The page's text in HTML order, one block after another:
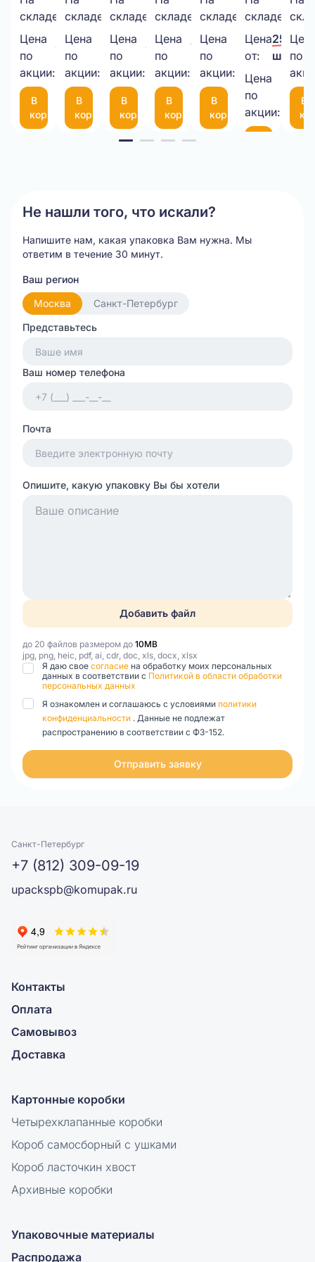
наполнитель
крафт
3,8мм,
1кг.
складе:
шт.
Цена
по
акции:
650,00 ₽/
шт.
В
корзину
48мм*50М,
40мкм
прозрачный
складе:
шт.
Цена
по
акции:
38,00 ₽/
шт.
В
корзину
ИЗ
ВПП
3-
10-
75
(300*200мм)
складе:
шт.
Цена
по
акции:
6,00 ₽/
шт.
В
корзину
пакет
340х460
50
мкм
складе:
шт.
Цена
по
акции:
7,50 ₽/
шт.
В
корзину
Х/Б
С 2
латексами
(пара)
складе:
шт.
Цена
по
акции:
30,00 ₽/
шт.
В
корзину
уголок
из
картона
складе:
шт.
Цена
от:
25,00
шт.
Цена
по
акции:
50
по
В
Не нашли того, что искали?
Напишите нам, какая упаковка Вам нужна. Мы
ответим в течение 30 минут.
Ваш регион
Москва
Санкт-Петербург
Представьтесь
Ваш номер телефона
Почта
Опишите, какую упаковку Вы бы хотели
Добавить файл
до 20 файлов размером до 10MB
jpg, png, heic, pdf, ai, cdr, doc, xls, docx, xlsx
Я даю свое согласие на обработку моих персональных
данных в соответствии с Политикой в области обработки
персональных данных
Я ознакомлен и соглашаюсь с условиями политики
конфиденциальности . Данные не подлежат
распространению в соответствии с ФЗ-152.
Отправить заявку
Санкт-Петербург
+7 (812) 309-09-19
upackspb@komupak.ru
Контакты
Оплата
Самовывоз
Доставка
Картонные коробки
Четырехклапанные коробки
Короб самосборный с ушками
Короб ласточкин хвост
Архивные коробки
Упаковочные материалы
Распродажа